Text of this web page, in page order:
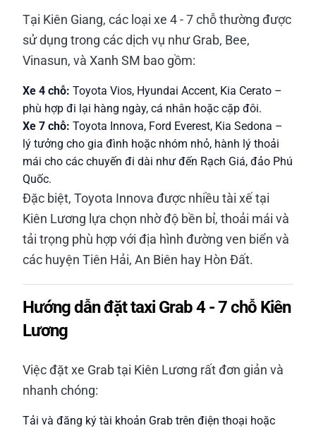
Tại Kiên Giang, các loại xe 4 - 7 chỗ thường được
sử dụng trong các dịch vụ như Grab, Bee,
Vinasun, và Xanh SM bao gồm:
Xe 4 chỗ: Toyota Vios, Hyundai Accent, Kia Cerato –
phù hợp đi lại hàng ngày, cá nhân hoặc cặp đôi.
Xe 7 chỗ: Toyota Innova, Ford Everest, Kia Sedona –
lý tưởng cho gia đình hoặc nhóm nhỏ, hành lý thoải
mái cho các chuyến đi dài như đến Rạch Giá, đảo Phú
Quốc.
Đặc biệt, Toyota Innova được nhiều tài xế tại
Kiên Lương lựa chọn nhờ độ bền bỉ, thoải mái và
tải trọng phù hợp với địa hình đường ven biển và
các huyện Tiên Hải, An Biên hay Hòn Đất.
Hướng dẫn đặt taxi Grab 4 - 7 chỗ Kiên
Lương
Việc đặt xe Grab tại Kiên Lương rất đơn giản và
nhanh chóng:
Tải và đăng ký tài khoản Grab trên điện thoại hoặc